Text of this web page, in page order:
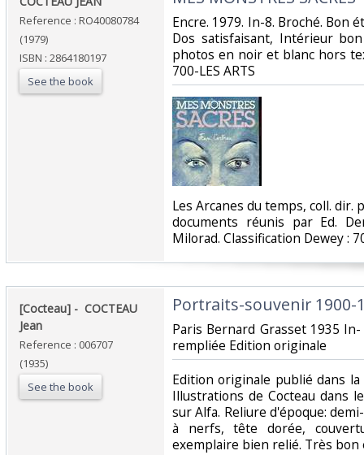
Reference : RO40080784
(1979)
ISBN : 2864180197
See the book
‎Encre. 1979. In-8. Broché. Bon
Dos satisfaisant, Intérieur
photos en noir et blanc hors
700-LES ARTS‎
‎Les Arcanes du temps, coll.
documents réunis par Ed.
Milorad. Classification Dewey :
‎[Cocteau] - ‎ ‎COCTEAU
Jean‎
Reference : 006707
(1935)
See the book
‎Portraits-souvenir 1900-
‎Paris Bernard Grasset 1935
rempliée Edition originale ‎
‎Edition originale publié dans
Illustrations de Cocteau dans
sur Alfa. Reliure d'époque:
à nerfs, tête dorée,
exemplaire bien relié. Très bon